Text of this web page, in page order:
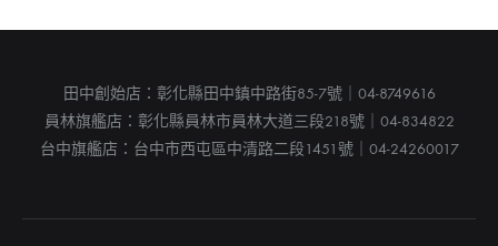
田中創始店：彰化縣田中鎮中路街85-7號｜04-8749616
員林旗艦店：彰化縣員林市員林大道三段218號｜04-834822
台中旗艦店：台中市西屯區中清路二段1451號｜04-24260017